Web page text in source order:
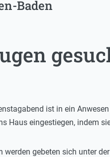
Baden
ist in ein
Haus eingestiegen, indem
werden gebeten sich unter